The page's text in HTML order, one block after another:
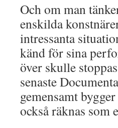
Och om man
enskilda
intressanta
känd för sina
över skulle
senaste
gemensamt
också räknas